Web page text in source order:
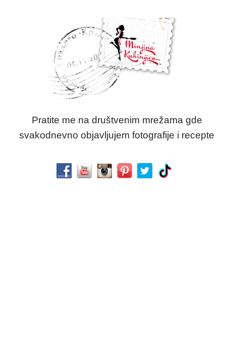
Pratite me na društvenim mrežama gde
svakodnevno objavljujem fotografije i recepte